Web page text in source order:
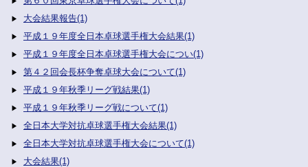
大会結果報告(1)
平成１９年度全日本卓球選手権大会結果(1)
平成１９年度全日本卓球選手権大会につい(1)
第４２回会長杯争奪卓球大会について(1)
平成１９年秋季リーグ戦結果(1)
平成１９年秋季リーグ戦について(1)
全日本大学対抗卓球選手権大会結果(1)
全日本大学対抗卓球選手権大会について(1)
大会結果(1)